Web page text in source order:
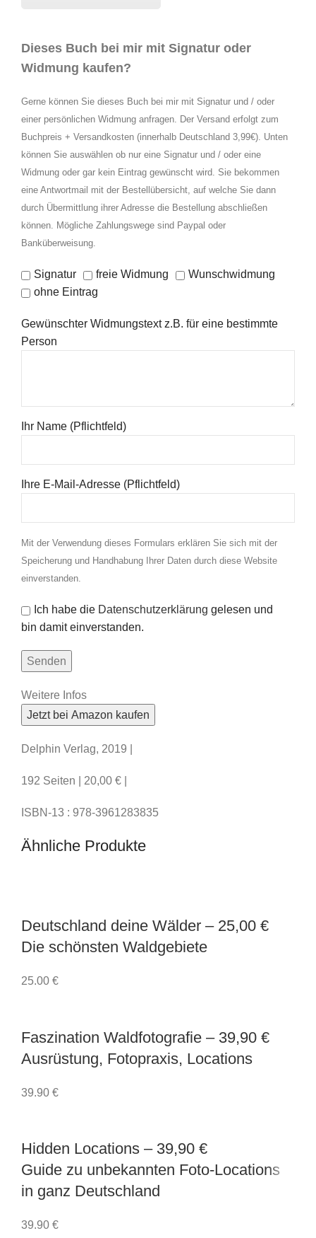
Dieses Buch bei mir mit Signatur oder
Widmung kaufen?
Gerne können Sie dieses Buch bei mir mit Signatur und / oder
einer persönlichen Widmung anfragen. Der Versand erfolgt zum
Buchpreis + Versandkosten (innerhalb Deutschland 3,99€). Unten
können Sie auswählen ob nur eine Signatur und / oder eine
Widmung oder gar kein Eintrag gewünscht wird. Sie bekommen
eine Antwortmail mit der Bestellübersicht, auf welche Sie dann
durch Übermittlung ihrer Adresse die Bestellung abschließen
können. Mögliche Zahlungswege sind Paypal oder
Banküberweisung.
Signatur freie Widmung
Wunschwidmung
ohne Eintrag
Gewünschter Widmungstext z.B. für eine bestimmte
Person
Ihr Name (Pflichtfeld)
Ihre E-Mail-Adresse (Pflichtfeld)
Mit der Verwendung dieses Formulars erklären Sie sich mit der
Speicherung und Handhabung Ihrer Daten durch diese Website
einverstanden.
Ich habe die Datenschutzerklärung gelesen und
bin damit einverstanden.
Weitere Infos
Jetzt bei Amazon kaufen
Delphin Verlag, 2019 |
192 Seiten | 20,00 € |
ISBN-13 : 978-3961283835
Ähnliche Produkte
Deutschland deine Wälder – 25,00 €
Die schönsten Waldgebiete
25.00 €
Faszination Waldfotografie – 39,90 €
Ausrüstung, Fotopraxis, Locations
39.90 €
Hidden Locations – 39,90 €
Guide zu unbekannten Foto-Locations
in ganz Deutschland
39.90 €